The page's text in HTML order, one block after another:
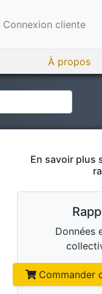
Connexion cliente
À propos
En savoir plus
Données
Commander